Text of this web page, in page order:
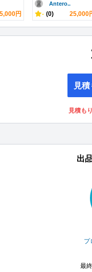
5,000円
Antero..
- (0) 25,000
見
見積も
出
プ
最